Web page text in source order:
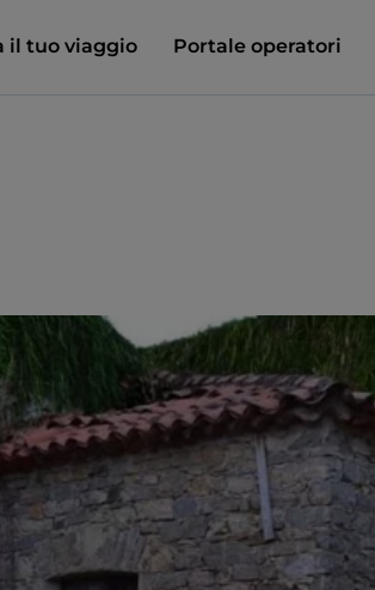
il tuo viaggio Portale operatori